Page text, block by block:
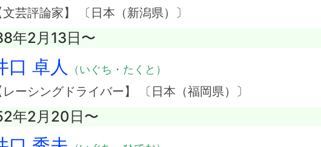
文芸評論家】 〔日本（新潟県）〕
年2月13日〜
口 卓人 （いぐち・たくと）
レーシングドライバー】 〔日本（福岡県）〕
年2月20日〜